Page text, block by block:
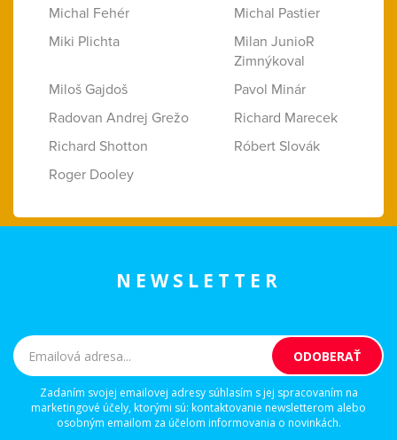
Michal Fehér
Michal Pastier
Miki Plichta
Milan JunioR
Zimnýkoval
Miloš Gajdoš
Pavol Minár
Radovan Andrej Grežo
Richard Marecek
Richard Shotton
Róbert Slovák
Roger Dooley
NEWSLETTER
Zadaním svojej emailovej adresy súhlasím s jej spracovaním na
marketingové účely, ktorými sú: kontaktovanie newsletterom alebo
osobným emailom za účelom informovania o novinkách.